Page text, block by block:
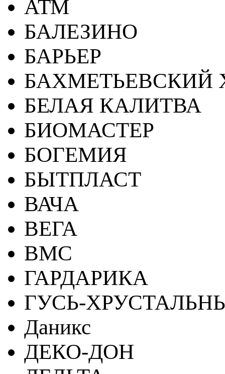
АТМ
БАЛЕЗИНО
БАРЬЕР
БАХМЕТЬЕВСКИЙ
БЕЛАЯ КАЛИТВА
БИОМАСТЕР
БОГЕМИЯ
БЫТПЛАСТ
ВАЧА
ВЕГА
ВМС
ГАРДАРИКА
ГУСЬ-
Даникс
ДЕКО-ДОН